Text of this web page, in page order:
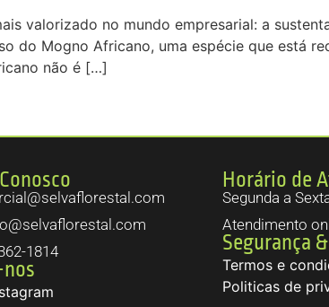
valorizado no mundo empresarial: a
do Mogno Africano, uma espécie que está
não é […]
1814
Horário de
Segunda a
Atendimento
Segurança
Termos e
Politicas de